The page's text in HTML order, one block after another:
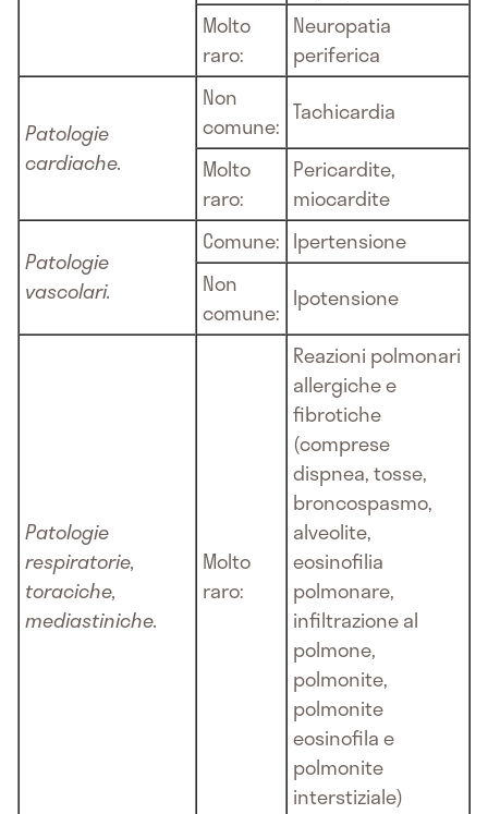
Molto
raro:
Neuropatia
periferica
Patologie
cardiache.
Non
comune: Tachicardia
Molto
raro:
Pericardite,
miocardite
Patologie
vascolari.
Comune: Ipertensione
Non
comune: Ipotensione
Patologie
respiratorie,
toraciche,
mediastiniche.
Molto
raro:
Reazioni polmonari
allergiche e
fibrotiche
(comprese
dispnea, tosse,
broncospasmo,
alveolite,
eosinofilia
polmonare,
infiltrazione al
polmone,
polmonite,
polmonite
eosinofila e
polmonite
interstiziale)